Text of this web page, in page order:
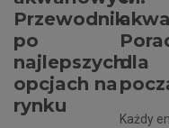
Przewodnik
po
najlepszych
opcjach na
rynku
dla
Każdy